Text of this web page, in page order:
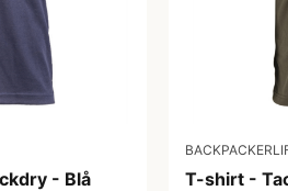
- Blå T-shirt -